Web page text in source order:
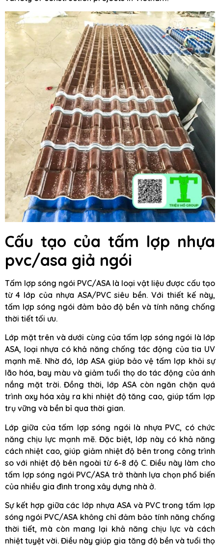
Cấu tạo của tấm lợp nhựa
pvc/asa giả ngói
Tấm lợp sóng ngói PVC/ASA là loại vật liệu được cấu tạo
từ 4 lớp của nhựa ASA/PVC siêu bền. Với thiết kế này,
tấm lợp sóng ngói đảm bảo độ bền và tính năng chống
thời tiết tối ưu.
Lớp mặt trên và dưới cùng của tấm lợp sóng ngói là lớp
ASA, loại nhựa có khả năng chống tác động của tia UV
mạnh mẽ. Nhờ đó, lớp ASA giúp bảo vệ tấm lợp khỏi sự
lão hóa, bay màu và giảm tuổi thọ do tác động của ánh
nắng mặt trời. Đồng thời, lớp ASA còn ngăn chặn quá
trình oxy hóa xảy ra khi nhiệt độ tăng cao, giúp tấm lợp
trụ vững và bền bỉ qua thời gian.
Lớp giữa của tấm lợp sóng ngói là nhựa PVC, có chức
năng chịu lực mạnh mẽ. Đặc biệt, lớp này có khả năng
cách nhiệt cao, giúp giảm nhiệt độ bên trong công trình
so với nhiệt độ bên ngoài từ 6-8 độ C. Điều này làm cho
tấm lợp sóng ngói PVC/ASA trở thành lựa chọn phổ biến
của nhiều gia đình trong xây dựng nhà ở.
Sự kết hợp giữa các lớp nhựa ASA và PVC trong tấm lợp
sóng ngói PVC/ASA không chỉ đảm bảo tính năng chống
thời tiết, mà còn mang lại khả năng chịu lực và cách
nhiệt tuyệt vời. Điều này giúp gia tăng độ bền và tuổi thọ